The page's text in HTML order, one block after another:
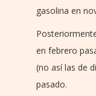
gasolina en
en febrero
(no así las de
pasado.